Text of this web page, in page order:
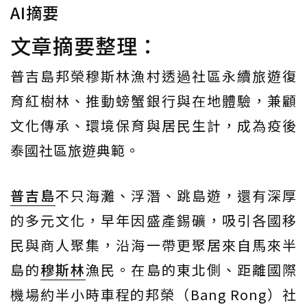
AI摘要
文章摘要整理：
普吉島邦榮穆斯林漁村透過社區永續旅遊復
育紅樹林、推動螃蟹銀行與在地體驗，兼顧
文化傳承、環境保育與居民生計，成為疫後
泰國社區旅遊典範。
普吉島不只海灘、浮潛、跳島遊，還有深厚
的多元文化，早年因盛產錫礦，吸引各國移
民與商人聚集，沿海一帶更聚居來自馬來半
島的穆斯林漁民。在島的東北側、距離國際
機場約半小時車程的邦榮（Bang Rong）社